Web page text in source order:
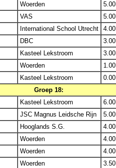
Woerden
5.00
VAS
5.00
International School Utrecht
4.00
DBC
3.00
Kasteel Lekstroom
3.00
Woerden
1.00
Kasteel Lekstroom
0.00
Groep 18:
Kasteel Lekstroom
6.00
JSC Magnus Leidsche Rijn
5.00
Hooglands S.G.
4.00
Woerden
4.00
Woerden
4.00
Woerden
3.50